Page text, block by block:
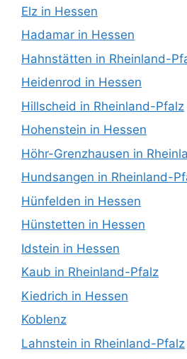
Elz in Hessen
Hadamar in Hessen
Hahnstätten in Rheinland-
Heidenrod in Hessen
Hillscheid in Rheinland-Pfalz
Hohenstein in Hessen
Höhr-Grenzhausen in
Hundsangen in Rheinland-
Hünfelden in Hessen
Hünstetten in Hessen
Idstein in Hessen
Kaub in Rheinland-Pfalz
Kiedrich in Hessen
Koblenz
Lahnstein in Rheinland-Pfalz